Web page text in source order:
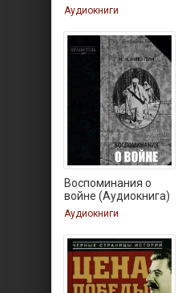
Аудиокниги
Воспоминания о
войне (Аудиокнига)
Аудиокниги